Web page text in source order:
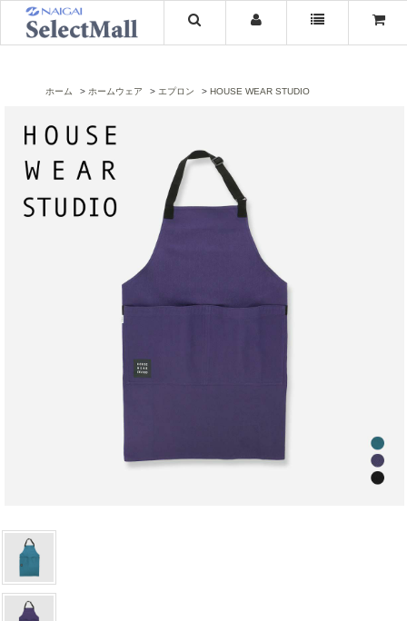
ホーム ホームウェア エプロン HOUSE WEAR STUDIO